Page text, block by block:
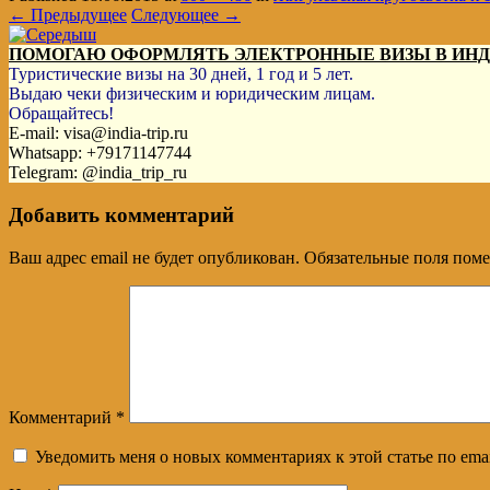
← Предыдущее Следующее →
ПОМОГАЮ ОФОРМЛЯТЬ ЭЛЕКТРОННЫЕ ВИЗЫ В
Туристические визы на 30 дней, 1 год и 5 лет.
Выдаю чеки физическим и юридическим лицам.
Обращайтесь!
E-mail: visa@india-trip.ru
Whatsapp: +79171147744
Telegram: @india_trip_ru
Добавить комментарий
Ваш адрес email не будет опубликован. Обязательные поля
Комментарий *
Уведомить меня о новых комментариях к этой статье по